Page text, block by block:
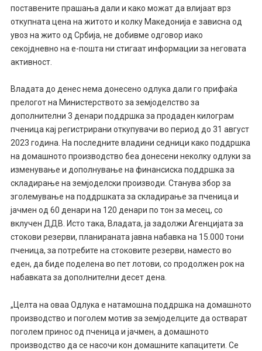
поставените прашања дали и како можат да влијаат врз
откупната цена на житото и колку Македонија е зависна од
увоз на жито од Србија, не добивме одговор иако
секојдневно на е-пошта ни стигаат информации за неговата
активност.
Владата до денес нема донесено одлука дали го прифаќа
прелогот на Министерството за земјоделство за
дополнителни 3 денари поддршка за продаден килограм
пченица кај регистрирани откупувачи во период до 31 август
2023 година. На последните владини седници како поддршка
на домашното производство беа донесени неколку одлуки за
изменување и дополнување на финансиска поддршка за
складирање на земјоделски производи. Станува збор за
зголемување на поддршката за складирање за пченица и
јачмен од 60 денари на 120 денари по тон за месец, со
вклучен ДДВ. Исто така, Владата, ја задолжи Агенцијата за
стокови резерви, планираната јавна набавка на 15.000 тони
пченица, за потребите на стоковите резерви, наместо во
еден, да биде поделена во пет лотови, со продолжен рок на
набавката за дополнителни десет дена.
„Целта на оваа Одлука е натамошна поддршка на домашното
производство и поголем мотив за земјоделците да остварат
поголем принос од пченица и јачмен, а домашното
производство да се насочи кон домашните капацитети. Се